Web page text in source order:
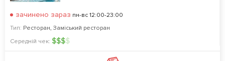
зачинено зараз пн-вс 12:00-23:00
Тип: Ресторан, Заміський ресторан
Середній чек: $$$$